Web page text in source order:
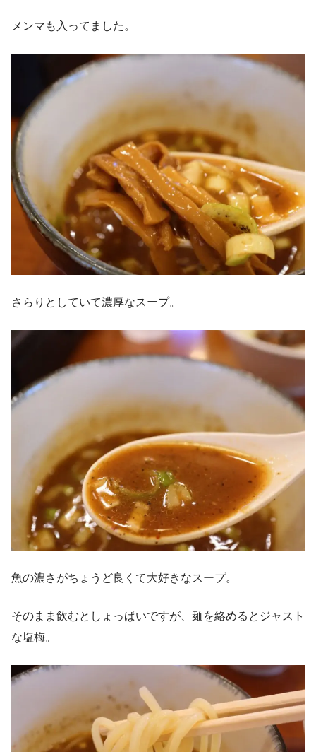
メンマも入ってました。
さらりとしていて濃厚なスープ。
魚の濃さがちょうど良くて大好きなスープ。
そのまま飲むとしょっぱいですが、麺を絡めるとジャスト
な塩梅。